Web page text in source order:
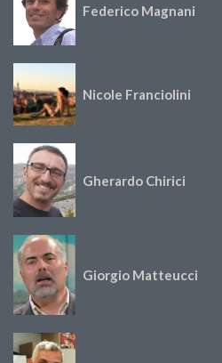
Federico Magnani
Nicole Franciolini
Gherardo Chirici
Giorgio Matteucci